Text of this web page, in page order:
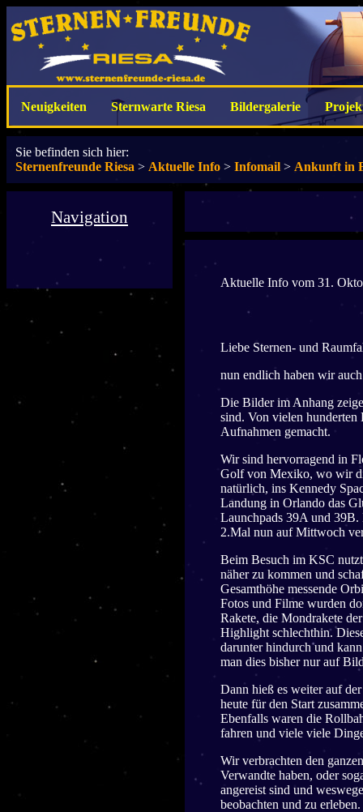
Neuigkeiten Sternwarte Riesa Bildergalerie
Sie befinden sich hier:
Sternenfreunde Riesa > Aktuelle Info > Infomail > Ankunft in
Navigation
Aktuelle Info vom 31.
Liebe Sternen- und
nun endlich haben wir
Die Bilder im Anhang
sind. Von vielen hunderten
Aufnahmen gemacht.
Wir sind hervorragend in
Golf von Mexiko, wo wir
natürlich, ins Kennedy
Landung in Orlando das
Launchpads 39A und 39B.
2.Mal nun auf Mittwoch
Beim Besuch im KSC
näher zu kommen und
Gesamthöhe messende
Fotos und Filme wurden
Rakete, die Mondrakete
Highlight schlechthin.
darunter hindurch und
man dies bisher nur auf
Dann hieß es weiter auf
heute für den Start
Ebenfalls waren die
fahren und viele viele
Wir verbrachten den
Verwandte haben, oder
angereist sind und
beobachten und zu